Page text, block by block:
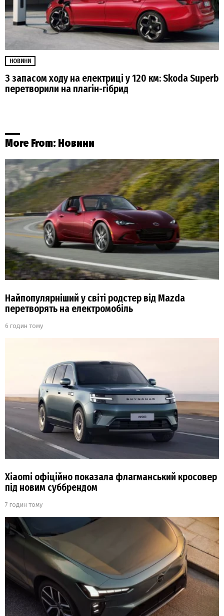
НОВИНИ
З запасом ходу на електриці у 120 км: Skoda Superb
перетворили на плагін-гібрид
More From: Новини
Найпопулярніший у світі родстер від Mazda
перетворять на електромобіль
6 годин тому
Xiaomi офіційно показала флагманський кросовер
під новим суббрендом
7 годин тому